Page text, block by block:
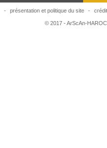
- présentation et politique du site -
© 2017 - ArScAn-